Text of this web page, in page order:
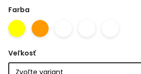
Farba
Veľkosť